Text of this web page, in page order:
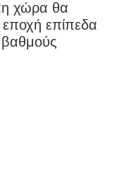
χώρα θα
εποχή επίπεδα
βαθμούς